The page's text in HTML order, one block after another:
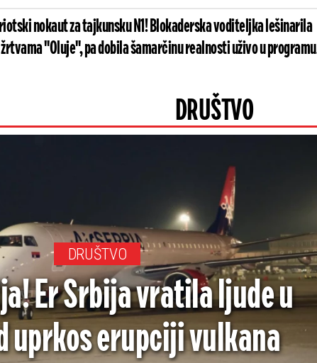
nokaut za tajkunsku N1! Blokaderska voditeljka lešinarila
"Oluje", pa dobila šamarčinu realnosti uživo u programu
DRUŠTVO
DRUŠTVO
Er Srbija vratila ljude u
uprkos erupciji vulkana